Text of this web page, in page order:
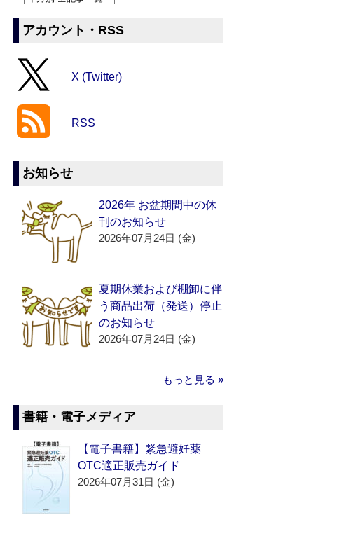
アカウント・RSS
X (Twitter)
RSS
お知らせ
2026年 お盆期間中の休
刊のお知らせ
2026年07月24日 (金)
夏期休業および棚卸に伴
う商品出荷（発送）停止
のお知らせ
2026年07月24日 (金)
もっと見る »
書籍・電子メディア
【電子書籍】緊急避妊薬
OTC適正販売ガイド
2026年07月31日 (金)